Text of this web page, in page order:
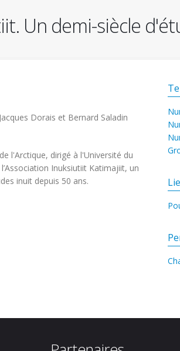
Un demi-siècle
Dorais et Bernard Saladin
l'Arctique, dirigé à l'Université du
Inuksiutiit Katimajiit, un
inuit depuis 50 ans.